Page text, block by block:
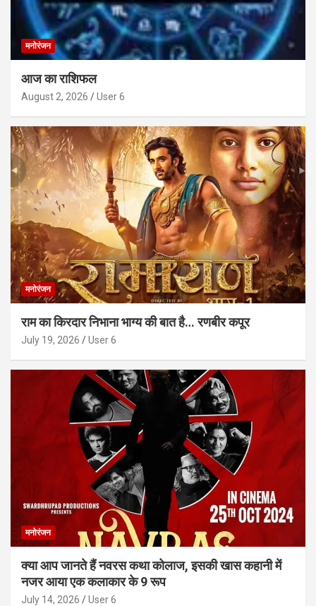
मनोरंजन
आज का राशिफल
August 2, 2026 User 6
मनोरंजन
राम का किरदार निभाना भाग्य की बात है… रणबीर कपूर
July 19, 2026 User 6
मनोरंजन
क्या आप जानते हैं नवरस कथा कोलाज, इसकी खास कहानी में
नजर आया एक कलाकार के 9 रूप
July 14, 2026 User 6